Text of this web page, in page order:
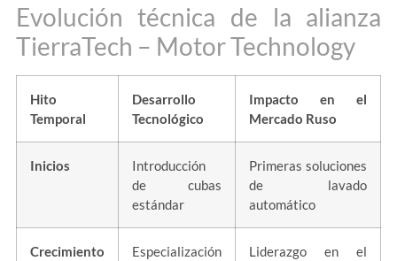
Evolución técnica de la alianza
TierraTech – Motor Technology
Hito
Temporal
Desarrollo
Tecnológico
Impacto en el
Mercado Ruso
Inicios
Introducción
de cubas
estándar
Primeras soluciones
de lavado
automático
Crecimiento
Especialización
Liderazgo en el